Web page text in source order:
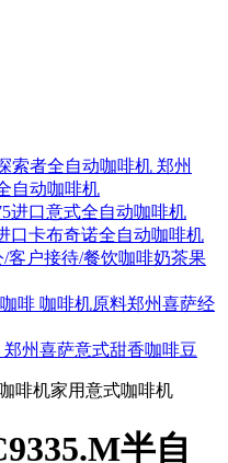
郑州
自动咖啡机
口卡布奇诺全自动咖啡机
/客户接待/餐饮咖啡奶茶果
咖啡机原料郑州喜萨经
郑州喜萨意式甜香咖啡豆
半自